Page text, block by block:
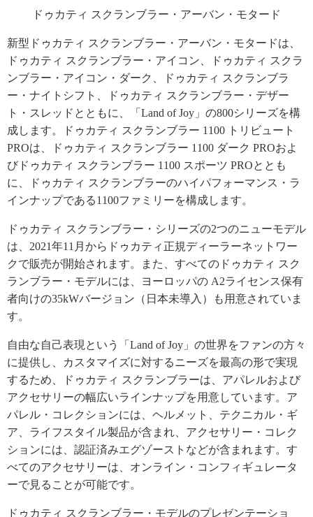
ドゥカティ スクランブラー・アーバン・モタード
新型ドゥカティ スクランブラー・アーバン・モタードは、
ドゥカティ スクランブラー・アイコン、ドゥカティ スクラ
ンブラー・アイコン・ダーク、ドゥカティ スクランブラ
ー・ナイトシフト、ドゥカティ スクランブラー・デザー
ト・スレッドとともに、「Land of Joy」の800シリーズを構
成します。ドゥカティ スクランブラー 1100 トリビュート
PROは、ドゥカティ スクランブラー 1100 ダーク PROおよ
びドゥカティ スクランブラー 1100 スポーツ PROととも
に、ドゥカティ スクランブラーのハイパフォーマンス・ラ
インナップである1100ファミリーを構成します。
ドゥカティ スクランブラー・シリーズの2つのニューモデル
は、2021年11月からドゥカティ正規ディーラーネットワー
クで販売が開始されます。また、すべてのドゥカティ スク
ランブラー・モデルには、ヨーロッパの A2ライセンス保有
者向けの35kWバージョン（日本未導入）も用意されていま
す。
自由な自己表現という「Land of Joy」の世界をファンの方々
に提供し、カスタマイズに対するニーズを最高の形で実現
するため、ドゥカティ スクランブラーは、アパレルおよび
アクセサリーの幅広いラインナップを用意しています。ア
パレル・コレクションには、ヘルメット、テクニカル・ギ
ア、ライフスタイル製品が含まれ、アクセサリー・コレク
ションには、認証済みエグゾーストなどが含まれます。す
べてのアクセサリーは、オンライン・コンフィギュレータ
ーで見ることが可能です。
ドゥカティ スクランブラー・モデルのプレゼンテーショ